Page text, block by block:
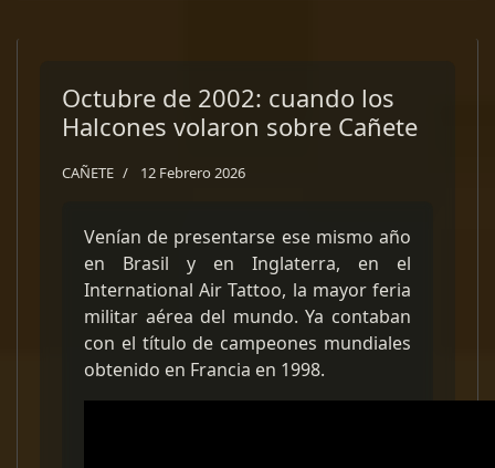
Octubre de 2002: cuando los
Halcones volaron sobre Cañete
CAÑETE 12 Febrero 2026
Venían de presentarse ese mismo año
en Brasil y en Inglaterra, en el
International Air Tattoo, la mayor feria
militar aérea del mundo. Ya contaban
con el título de campeones mundiales
obtenido en Francia en 1998.